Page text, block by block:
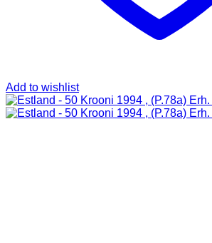
Add to wishlist